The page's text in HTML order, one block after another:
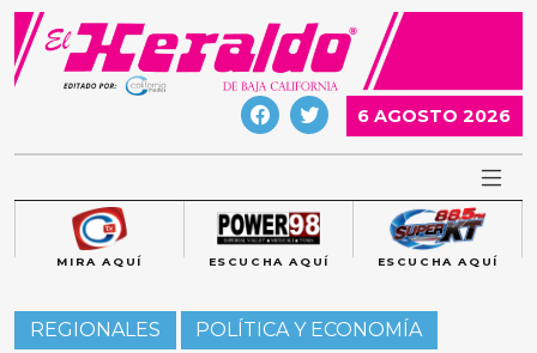
Skip
content
6 AGOSTO 2026
MIRA AQUÍ ESCUCHA AQUÍ ESCUCHA AQUÍ
REGIONALES POLÍTICA Y ECONOMÍA